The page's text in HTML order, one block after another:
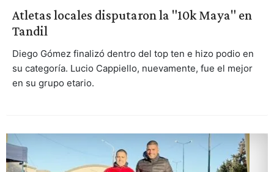
Atletas locales disputaron la "10k Maya" en
Tandil
Diego Gómez finalizó dentro del top ten e hizo podio en
su categoría. Lucio Cappiello, nuevamente, fue el mejor
en su grupo etario.